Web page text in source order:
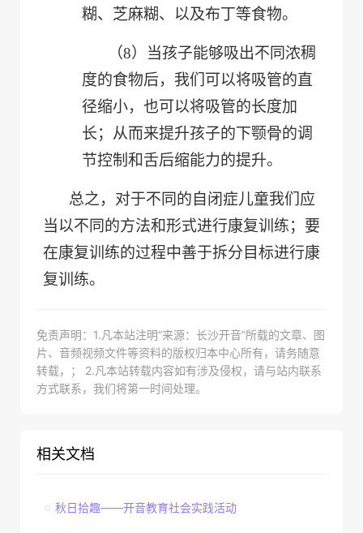
糊、芝麻糊、以及布丁等食物。
（8） 当孩子能够吸出不同浓稠
度的食物后，我们可以将吸管的直
径缩小，也可以将吸管的长度加
长；从而来提升孩子的下颚骨的调
节控制和舌后缩能力的提升。
总之，对于不同的自闭症儿童我们应
当以不同的方法和形式进行康复训练；要
在康复训练的过程中善于拆分目标进行康
复训练。
免责声明：1.凡本站注明“来源：长沙开音”所载的文章、图
片、音频视频文件等资料的版权归本中心所有，请务随意
转载，； 2.凡本站转载内容如有涉及侵权，请与站内联系
方式联系，我们将第一时间处理。
相关文档
秋日拾趣——开音教育社会实践活动